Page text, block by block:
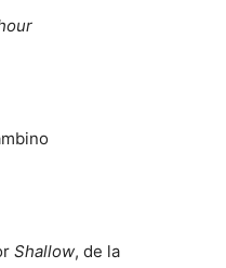
Shallow, de la